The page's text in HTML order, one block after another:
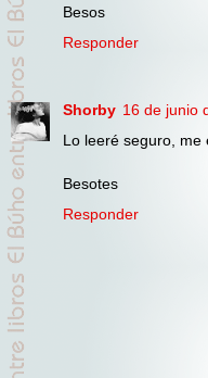
Besos
Responder
Shorby 16 de junio
Lo leeré seguro, me
Besotes
Responder